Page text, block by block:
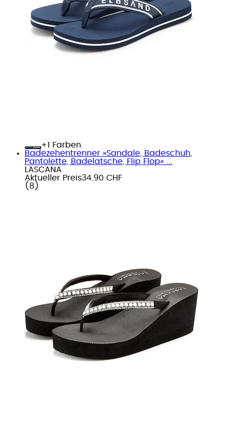
+
Farben
Badezehentrenner »Sandale, Badeschuh,
Pantolette, Badelatsche, Flip Flop« ...
LASCANA
Aktueller Preis34.90 CHF
( 8 )